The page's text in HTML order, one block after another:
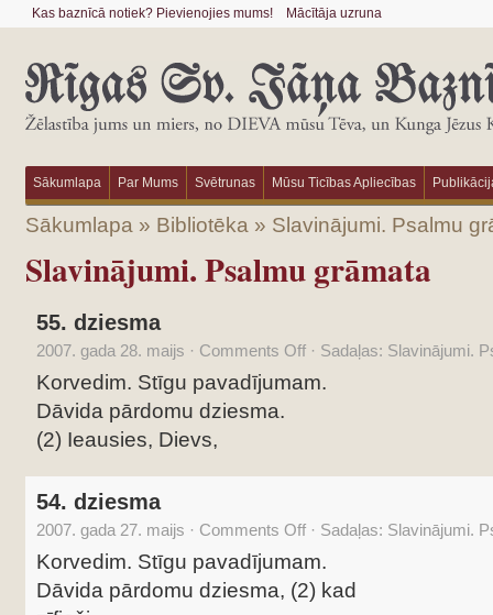
Kas baznīcā notiek? Pievienojies mums! Mācītāja uzruna
Sākumlapa Par Mums Svētrunas Mūsu Ticības Apliecības
Sākumlapa » Bibliotēka » Slavinājumi. Psalmu
Slavinājumi. Psalmu grāmata
55. dziesma
2007. gada 28. maijs · Comments Off · Sadaļas: Slavinājumi.
Korvedim. Stīgu pavadījumam.
Dāvida pārdomu dziesma.
(2) Ieausies, Dievs,
54. dziesma
2007. gada 27. maijs · Comments Off · Sadaļas: Slavinājumi.
Korvedim. Stīgu pavadījumam.
Dāvida pārdomu dziesma, (2) kad